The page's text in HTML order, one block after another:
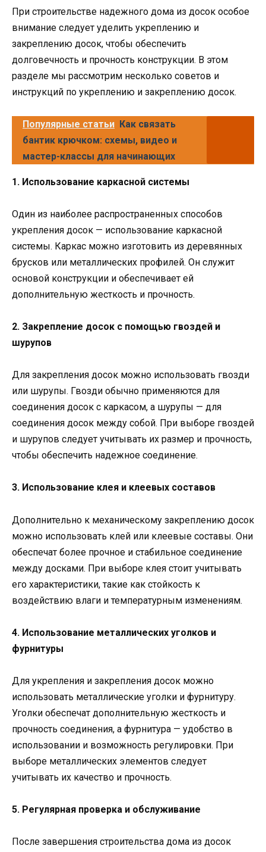
При строительстве надежного дома из досок особое
внимание следует уделить укреплению и
закреплению досок, чтобы обеспечить
долговечность и прочность конструкции. В этом
разделе мы рассмотрим несколько советов и
инструкций по укреплению и закреплению досок.
Популярные статьи Как связать
бантик крючком: схемы, видео и
мастер-классы для начинающих
1. Использование каркасной системы
Один из наиболее распространенных способов
укрепления досок — использование каркасной
системы. Каркас можно изготовить из деревянных
брусков или металлических профилей. Он служит
основой конструкции и обеспечивает ей
дополнительную жесткость и прочность.
2. Закрепление досок с помощью гвоздей и
шурупов
Для закрепления досок можно использовать гвозди
или шурупы. Гвозди обычно применяются для
соединения досок с каркасом, а шурупы — для
соединения досок между собой. При выборе гвоздей
и шурупов следует учитывать их размер и прочность,
чтобы обеспечить надежное соединение.
3. Использование клея и клеевых составов
Дополнительно к механическому закреплению досок
можно использовать клей или клеевые составы. Они
обеспечат более прочное и стабильное соединение
между досками. При выборе клея стоит учитывать
его характеристики, такие как стойкость к
воздействию влаги и температурным изменениям.
4. Использование металлических уголков и
фурнитуры
Для укрепления и закрепления досок можно
использовать металлические уголки и фурнитуру.
Уголки обеспечат дополнительную жесткость и
прочность соединения, а фурнитура — удобство в
использовании и возможность регулировки. При
выборе металлических элементов следует
учитывать их качество и прочность.
5. Регулярная проверка и обслуживание
После завершения строительства дома из досок